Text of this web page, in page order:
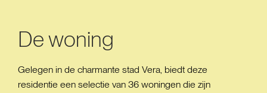
De woning
Gelegen in de charmante stad Vera, biedt deze
residentie een selectie van 36 woningen die zijn